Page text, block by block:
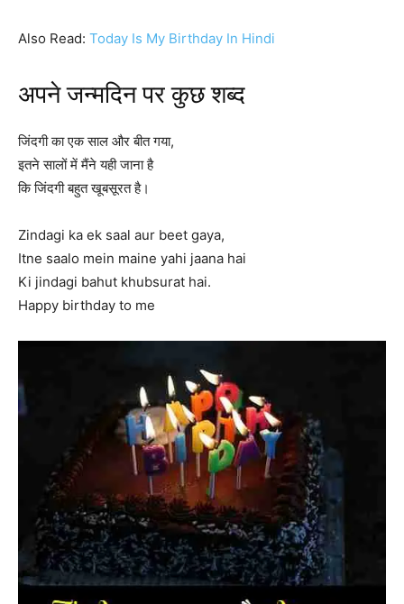
Also Read: Today Is My Birthday In Hindi
अपने जन्मदिन पर कुछ शब्द
जिंदगी का एक साल और बीत गया,
इतने सालों में मैंने यही जाना है
कि जिंदगी बहुत खूबसूरत है।
Zindagi ka ek saal aur beet gaya,
Itne saalo mein maine yahi jaana hai
Ki jindagi bahut khubsurat hai.
Happy birthday to me